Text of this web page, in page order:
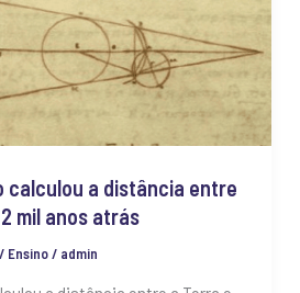
calculou a distância entre
mil anos atrás
/ Ensino/ admin